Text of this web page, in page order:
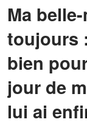
Ma
toujours
bien
jour de
lui ai